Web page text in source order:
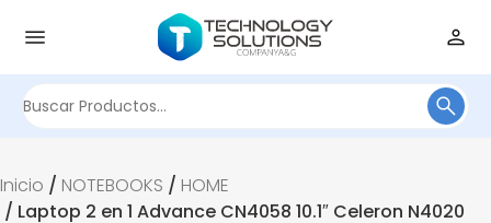
Inicio / NOTEBOOKS / HOME
/ Laptop 2 en 1 Advance CN4058 10.1″ Celeron N4020